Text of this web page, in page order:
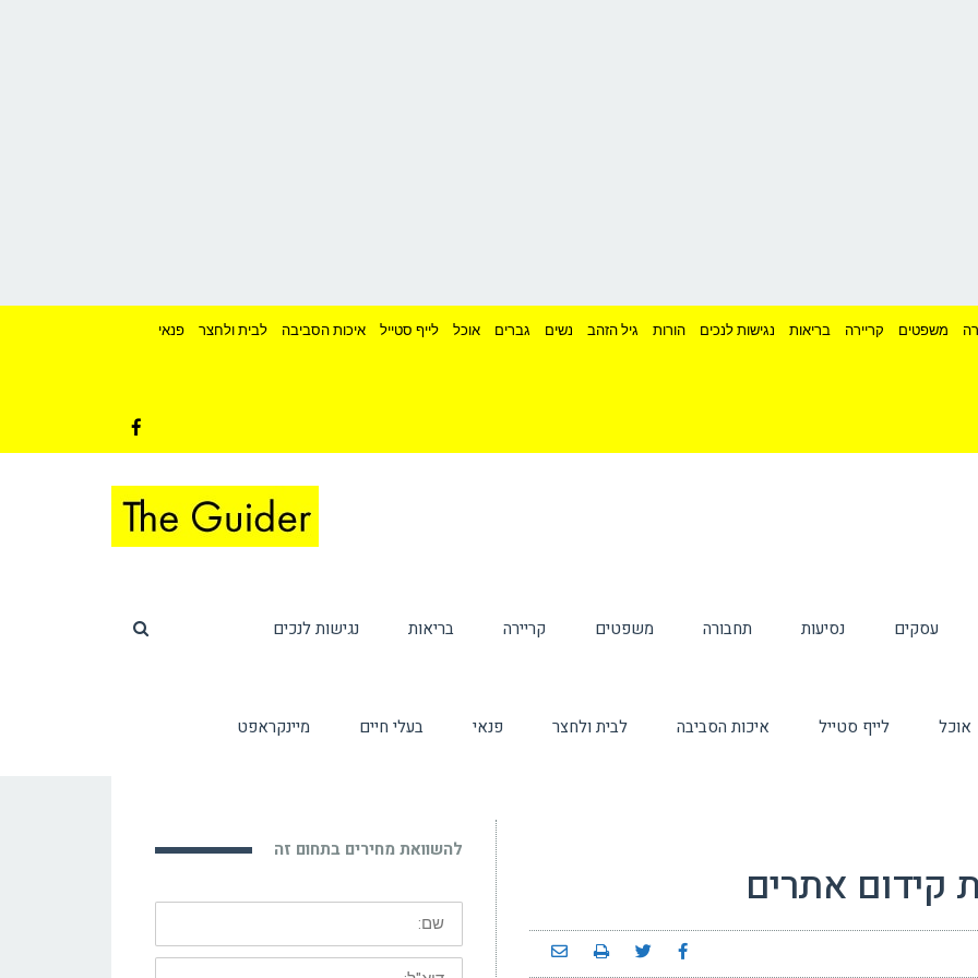
משפטים קריירה בריאות נגישות לנכים הורות גיל הזהב נשים גברים אוכל לייף סטייל איכות הסביבה לבית ולחצר פנאי
Facebook
עסקים נסיעות תחבורה משפטים קריירה בריאות נגישות לנכים
אוכל לייף סטייל איכות הסביבה לבית ולחצר פנאי בעלי חיים מיינקראפט
להשוואת מחירים בתחום זה
שם:
דוא"ל: